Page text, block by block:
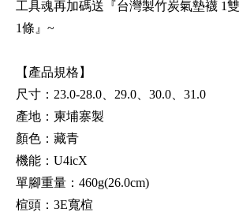
工具魂再加碼送『台灣製竹炭氣墊襪 1
1條』~
【產品規格】
尺寸：23.0-28.0、29.0、30.0、31.0
產地：柬埔寨製
顏色：藏青
機能：U4icX
單腳重量：460g(26.0cm)
楦頭：3E寬楦